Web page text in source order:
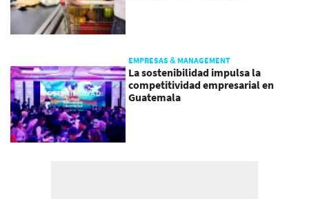
EMPRESAS & MANAGEMENT
La sostenibilidad impulsa la
competitividad empresarial en
Guatemala